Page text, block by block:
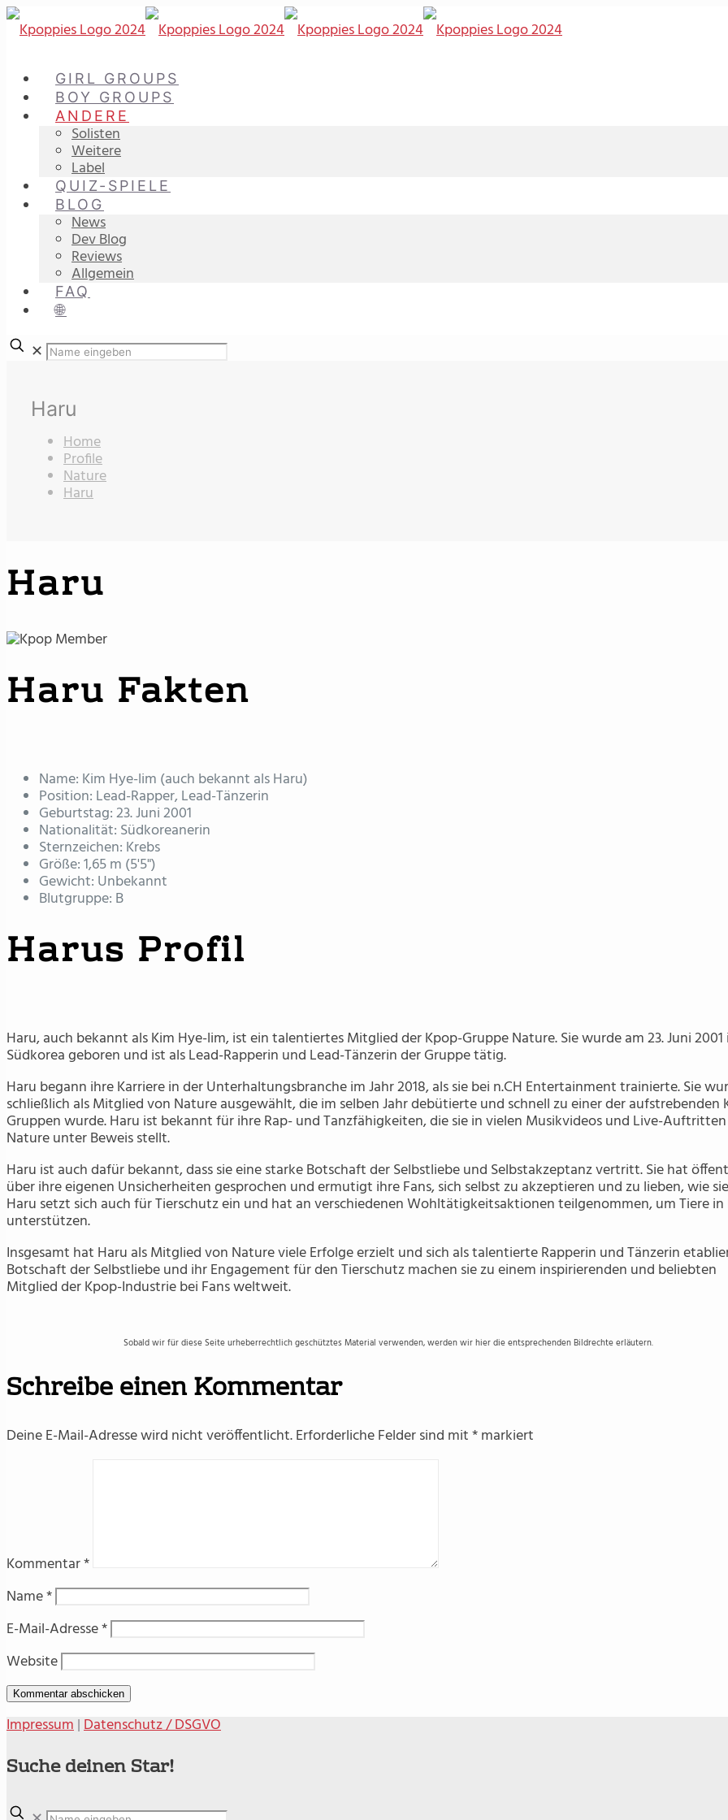
GIRL GROUPS
BOY GROUPS
ANDERE
Solisten
Weitere
Label
QUIZ-SPIELE
BLOG
News
Dev Blog
Reviews
Allgemein
FAQ
🌐
✕
Haru
Home
Profile
Nature
Haru
Haru
Haru Fakten
Name: Kim Hye-lim (auch bekannt als Haru)
Position: Lead-Rapper, Lead-Tänzerin
Geburtstag: 23. Juni 2001
Nationalität: Südkoreanerin
Sternzeichen: Krebs
Größe: 1,65 m (5'5")
Gewicht: Unbekannt
Blutgruppe: B
Harus Profil
Haru, auch bekannt als Kim Hye-lim, ist ein talentiertes Mitglied der Kpop-Gruppe Nature. Sie wurde am 23. Juni 2001
Südkorea geboren und ist als Lead-Rapperin und Lead-Tänzerin der Gruppe tätig.
Haru begann ihre Karriere in der Unterhaltungsbranche im Jahr 2018, als sie bei n.CH Entertainment trainierte. Sie
schließlich als Mitglied von Nature ausgewählt, die im selben Jahr debütierte und schnell zu einer der aufstrebenden
Gruppen wurde. Haru ist bekannt für ihre Rap- und Tanzfähigkeiten, die sie in vielen Musikvideos und Live-
Nature unter Beweis stellt.
Haru ist auch dafür bekannt, dass sie eine starke Botschaft der Selbstliebe und Selbstakzeptanz vertritt. Sie hat
über ihre eigenen Unsicherheiten gesprochen und ermutigt ihre Fans, sich selbst zu akzeptieren und zu lieben, wie
Haru setzt sich auch für Tierschutz ein und hat an verschiedenen Wohltätigkeitsaktionen teilgenommen, um Tiere
unterstützen.
Insgesamt hat Haru als Mitglied von Nature viele Erfolge erzielt und sich als talentierte Rapperin und Tänzerin
Botschaft der Selbstliebe und ihr Engagement für den Tierschutz machen sie zu einem inspirierenden und beliebten
Mitglied der Kpop-Industrie bei Fans weltweit.
Sobald wir für diese Seite urheberrechtlich geschütztes Material verwenden, werden wir hier die entsprechenden Bildrechte erläutern.
Schreibe einen Kommentar
Deine E-Mail-Adresse wird nicht veröffentlicht.Erforderliche Felder sind mit*markiert
Kommentar*
Name*
E-Mail-Adresse*
Website
Impressum|Datenschutz / DSGVO
Suche deinen Star!